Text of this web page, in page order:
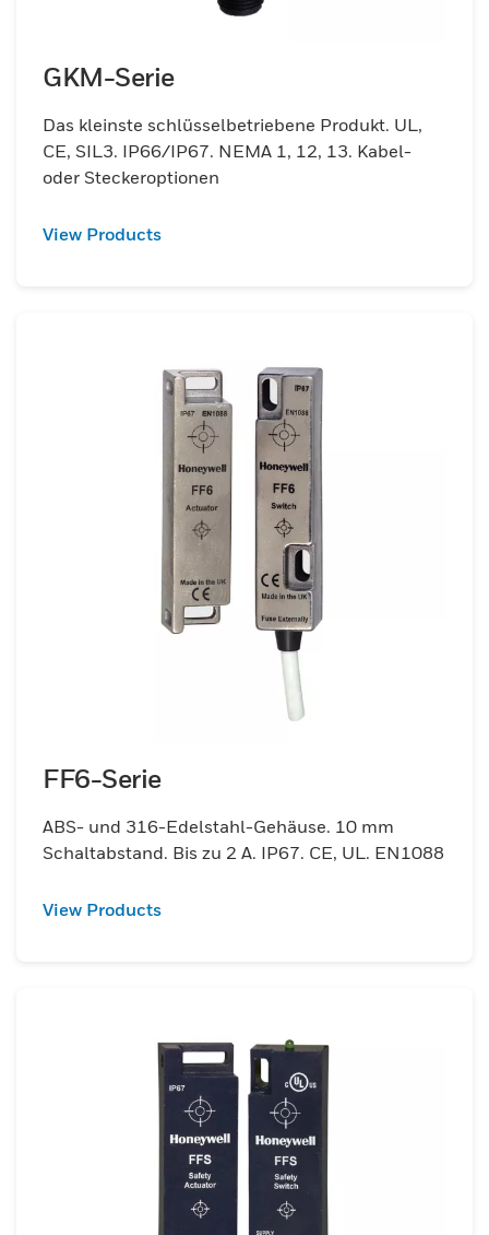
GKM-Serie
Das kleinste schlüsselbetriebene Produkt. UL,
CE, SIL3. IP66/IP67. NEMA 1, 12, 13. Kabel-
oder Steckeroptionen
View Products
FF6-Serie
ABS- und 316-Edelstahl-Gehäuse. 10 mm
Schaltabstand. Bis zu 2 A. IP67. CE, UL. EN1088
View Products